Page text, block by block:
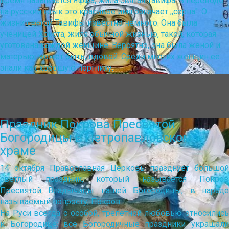
на русский язык это красивое имя означает ,,серна". О
жизни святой Тавифы известно немного. Она была
ученицей Христа, жила обычной жизнью, такой, которая
уготована каждой женщине. Вероятно, она была женой и
матерью, может быть, вдовой. Среди многих женщин ее
знали как хорошую портниху.
Праздник Покрова Пресвятой
Богородицы в Петропавловском
храме
14 октября Православная Церковь празднует большой
светлый праздник, который называется Покров
Пресвятой Владычицы нашей Богородицы, в народе
называемый попросту, Покров.
На Руси всегда с особой, трепетной любовью относились
к Богородице: все Богородичные праздники украшали